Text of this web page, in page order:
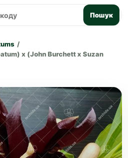
Пошук
x (John Burchett x Suzan